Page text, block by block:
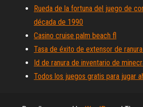
Rueda de la fortuna del juego de
década de 1990
Casino cruise palm beach fl
Tasa de éxito de extensor de
Id de ranura de inventario de
Todos los juegos gratis para jugar